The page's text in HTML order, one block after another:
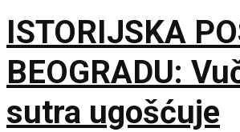
ISTORIJSKA
BEOGRADU:
sutra ugošćuje